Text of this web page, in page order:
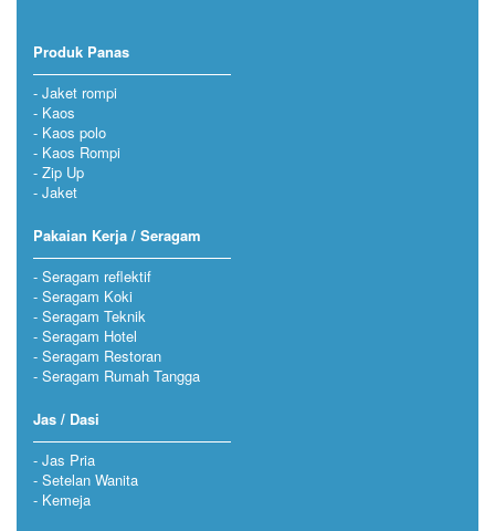
Produk Panas
Jaket rompi
Kaos
Kaos polo
Kaos Rompi
Zip Up
Jaket
Pakaian Kerja / Seragam
Seragam reflektif
Seragam Koki
Seragam Teknik
Seragam Hotel
Seragam Restoran
Seragam Rumah Tangga
Jas / Dasi
Jas Pria
Setelan Wanita
Kemeja